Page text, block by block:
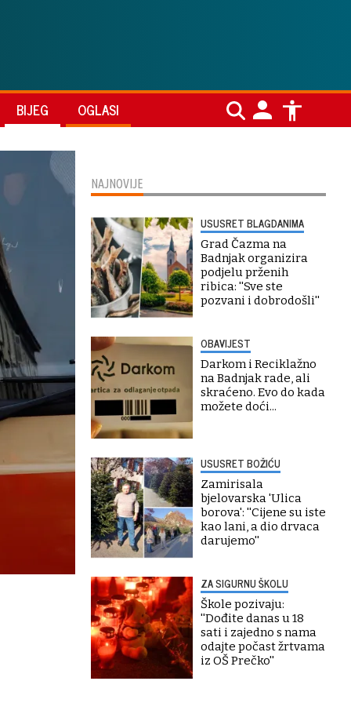
BIJEG OGLASI
NAJNOVIJE
USUSRET BLAGDANIMA
Grad Čazma na
Badnjak organizira
podjelu prženih
ribica: ''Sve ste
pozvani i dobrodošli''
OBAVIJEST
Darkom i Reciklažno
na Badnjak rade, ali
skraćeno. Evo do kada
možete doći...
USUSRET BOŽIĆU
Zamirisala
bjelovarska 'Ulica
borova': ''Cijene su iste
kao lani, a dio drvaca
darujemo''
ZA SIGURNU ŠKOLU
Škole pozivaju:
''Dođite danas u 18
sati i zajedno s nama
odajte počast žrtvama
iz OŠ Prečko''